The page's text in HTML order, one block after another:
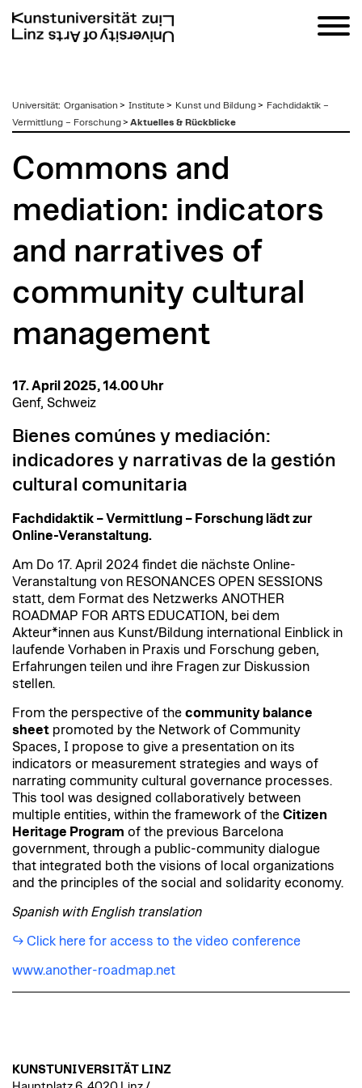
zum
Inhalt
Universität: Organisation > Institute > Kunst und Bildung> Fachdidaktik –
Vermittlung – Forschung> Aktuelles & Rückblicke
Commons and
mediation: indicators
and narratives of
community cultural
management
17. April 2025, 14.00 Uhr
Genf, Schweiz
Bienes comúnes y mediación:
indicadores y narrativas de la gestión
cultural comunitaria
Fachdidaktik – Vermittlung – Forschung lädt zur
Online-Veranstaltung.
Am Do 17. April 2024 findet die nächste Online-
Veranstaltung von RESONANCES OPEN SESSIONS
statt, dem Format des Netzwerks ANOTHER
ROADMAP FOR ARTS EDUCATION, bei dem
Akteur*innen aus Kunst/Bildung international Einblick in
laufende Vorhaben in Praxis und Forschung geben,
Erfahrungen teilen und ihre Fragen zur Diskussion
stellen.
From the perspective of the community balance
sheet promoted by the Network of Community
Spaces, I propose to give a presentation on its
indicators or measurement strategies and ways of
narrating community cultural governance processes.
This tool was designed collaboratively between
multiple entities, within the framework of the Citizen
Heritage Program of the previous Barcelona
government, through a public-community dialogue
that integrated both the visions of local organizations
and the principles of the social and solidarity economy.
Spanish with English translation
Click here for access to the video conference
www.another-roadmap.net
KUNSTUNIVERSITÄT LINZ